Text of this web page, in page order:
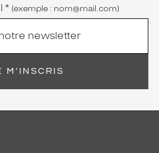
* (exemple : nom@mail.com)
M'INSCRIS